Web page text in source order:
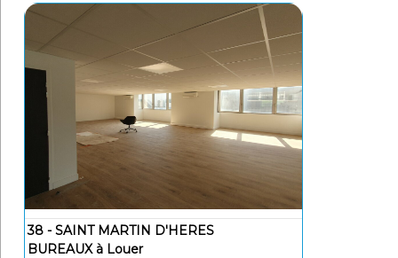
38 - SAINT MARTIN D'HERES
BUREAUX à Louer